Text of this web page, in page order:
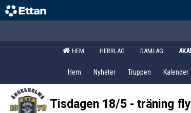
HEM HERRLAG DAMLAG
Hem Nyheter Truppen Kalender
Tisdagen 18/5 - träning